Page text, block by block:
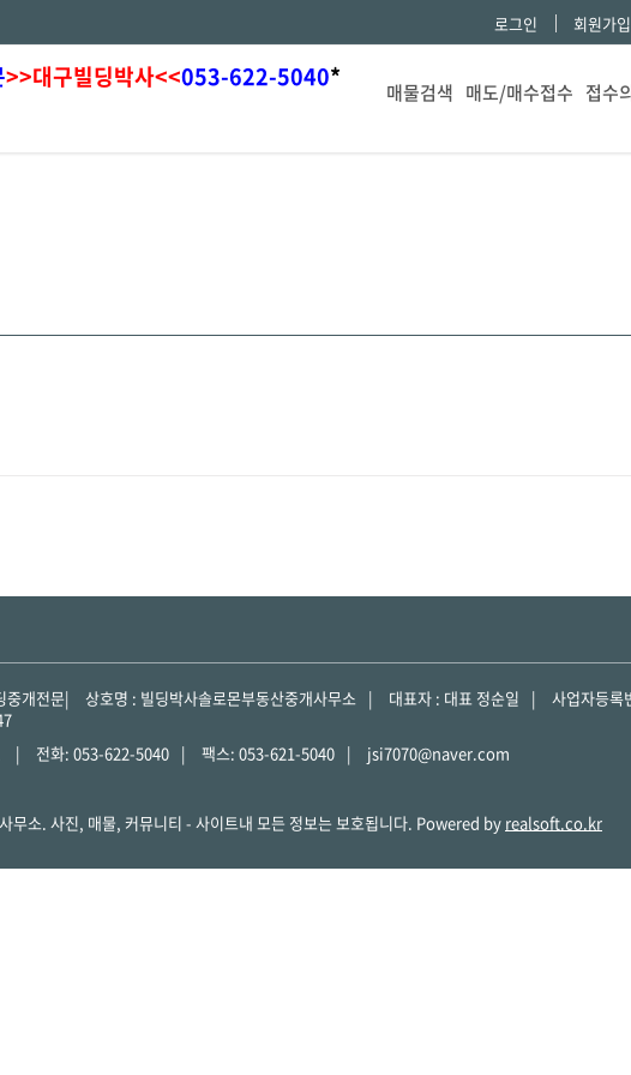
로그인 회원가입
>>대구빌딩박사<<053-622-5040* 매물검색 매도/매수접수 접수
중개전문 상호명 : 빌딩박사솔로몬부동산중개사무소 대표자 : 대표 정순일
사업자등
전화: 053-622-5040 팩스: 053-621-5040 jsi7070@naver.com
무소. 사진, 매물, 커뮤니티 - 사이트내 모든 정보는 보호됩니다. Powered by realsoft.co.kr